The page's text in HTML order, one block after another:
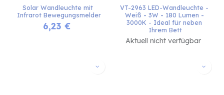
Solar Wandleuchte mit
Infrarot Bewegungsmelder
6,23 €
VT-2963 LED-Wandleuchte -
Weiß - 3W - 180 Lumen -
3000K - Ideal für neben
Ihrem Bett
Aktuell nicht verfügbar